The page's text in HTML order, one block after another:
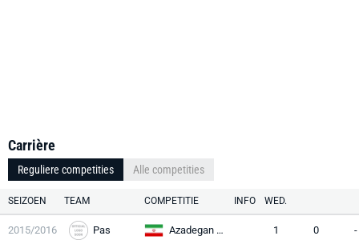
Carrière
Reguliere competities Alle competities
SEIZOEN TEAM COMPETITIE INFO WED.
2015/2016 Pas Azadegan League 1 0 -